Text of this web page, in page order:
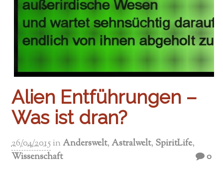
Alien Entführungen –
Was ist dran?
26/04/2015 inAnderswelt,Astralwelt, SpiritLife,
Wissenschaft
0